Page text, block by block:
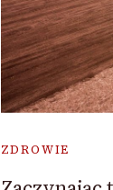
ZDROWIE